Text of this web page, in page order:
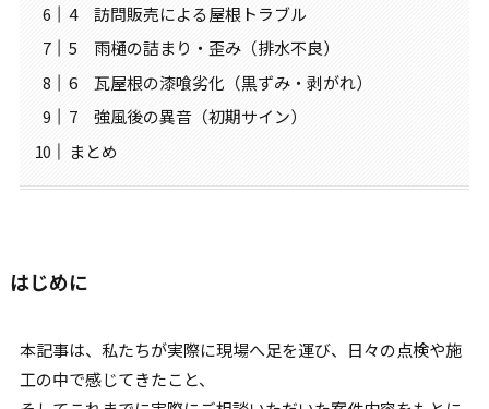
4 訪問販売による屋根トラブル
5 雨樋の詰まり・歪み（排水不良）
6 瓦屋根の漆喰劣化（黒ずみ・剥がれ）
7 強風後の異音（初期サイン）
まとめ
はじめに
本記事は、私たちが実際に現場へ足を運び、日々の点検や施
工の中で感じてきたこと、